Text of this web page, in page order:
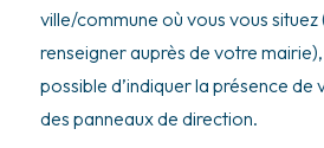
ville/commune où vous vous situez
renseigner auprès de votre
possible d’indiquer la présence
des panneaux de direction.